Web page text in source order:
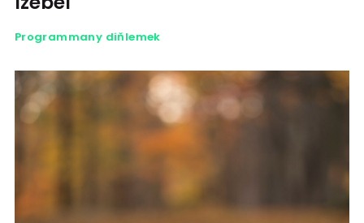
Programmany diňlemek